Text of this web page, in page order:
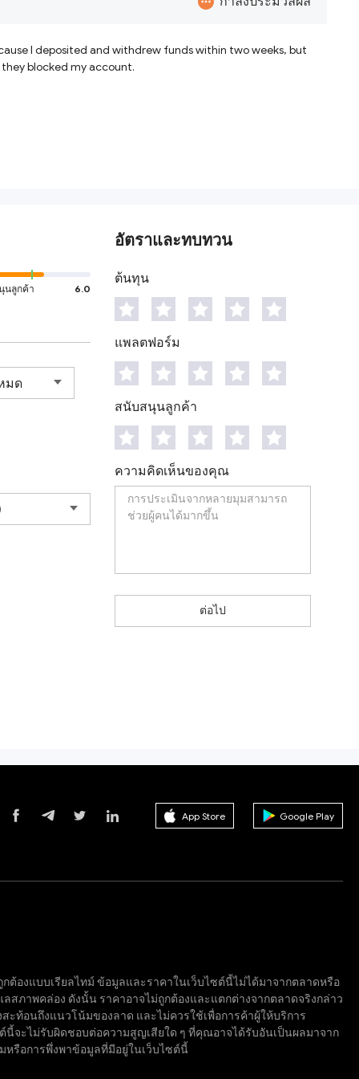
I deposited and withdrew funds within two weeks, but
blocked my account.
นลูกค้า 6.0
อัตราและทบทวน
ต้นทุน
แพลตฟอร์ม
สนับสนุนลูกค้า
ความคิดเห็นของคุณ
ต่อไป
App Store Google Play
ต้องแบบเรียลไทม์ ข้อมูลและราคาในเว็บไซต์นี้ไม่ได้มาจากตลาดหรือ
สภาพคล่อง ดังนั้น ราคาอาจไม่ถูกต้องและแตกต่างจากตลาดจริงกล่าว
สะท้อนถึงแนวโน้มของลาด และไม่ควรใช้เพื่อการค้าผู้ให้บริการ
นี้จะไม่รับผิดชอบต่อความสูญเสียใด ๆ ที่คุณอาจได้รับอันเป็นผลมาจาก
หรือการพึ่งพาข้อมูลที่มีอยู่ในเว็บไซต์นี้